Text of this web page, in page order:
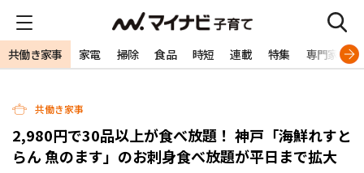
共働き家事 家電 掃除 食品 時短 連載 特集 専門家
共働き家事
2,980円で30品以上が食べ放題！ 神戸「海鮮れすと
らん 魚のます」のお刺身食べ放題が平日まで拡大